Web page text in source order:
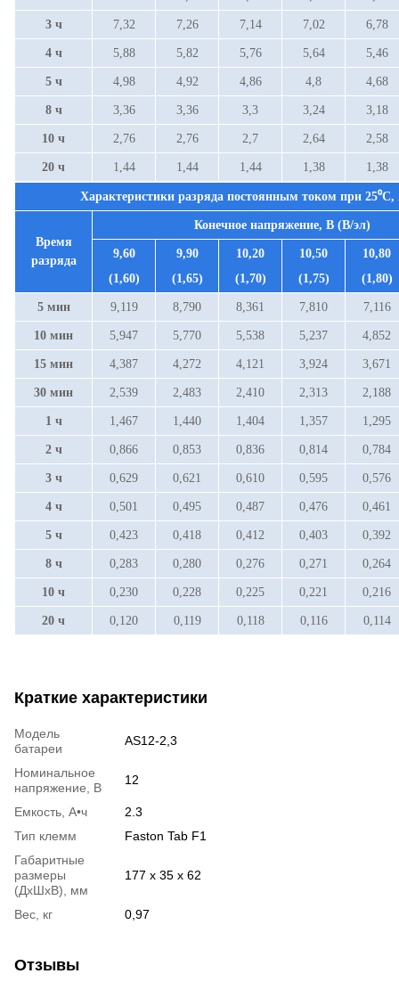
3 ч 7,32 7,26 7,14 7,02 6,78
4 ч 5,88 5,82 5,76 5,64 5,46
5 ч 4,98 4,92 4,86 4,8 4,68
8 ч 3,36 3,36 3,3 3,24 3,18
10 ч 2,76 2,76 2,7 2,64 2,58
20 ч 1,44 1,44 1,44 1,38 1,38
Характеристики разряда постоянным током при 25⁰С,
Время
разряда
Конечное напряжение, В (В/эл)
9,60
(1,60)
9,90
(1,65)
10,20
(1,70)
10,50
(1,75)
10,80
(1,80)
5 мин 9,119 8,790 8,361 7,810 7,116
10 мин 5,947 5,770 5,538 5,237 4,852
15 мин 4,387 4,272 4,121 3,924 3,671
30 мин 2,539 2,483 2,410 2,313 2,188
1 ч 1,467 1,440 1,404 1,357 1,295
2 ч 0,866 0,853 0,836 0,814 0,784
3 ч 0,629 0,621 0,610 0,595 0,576
4 ч 0,501 0,495 0,487 0,476 0,461
5 ч 0,423 0,418 0,412 0,403 0,392
8 ч 0,283 0,280 0,276 0,271 0,264
10 ч 0,230 0,228 0,225 0,221 0,216
20 ч 0,120 0,119 0,118 0,116 0,114
Краткие характеристики
Модель
батареи
AS12-2,3
Номинальное
напряжение, В
12
Емкость, А•ч
2.3
Тип клемм
Faston Tab F1
Габаритные
размеры
(ДхШхВ), мм
177 х 35 х 62
Вес, кг 0,97
Отзывы